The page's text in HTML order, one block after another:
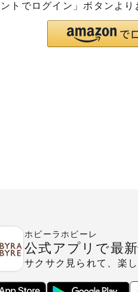
ントでログイン」ボタンより
ホビーラホビーレ
公式アプリで最
サクサク見られて、楽